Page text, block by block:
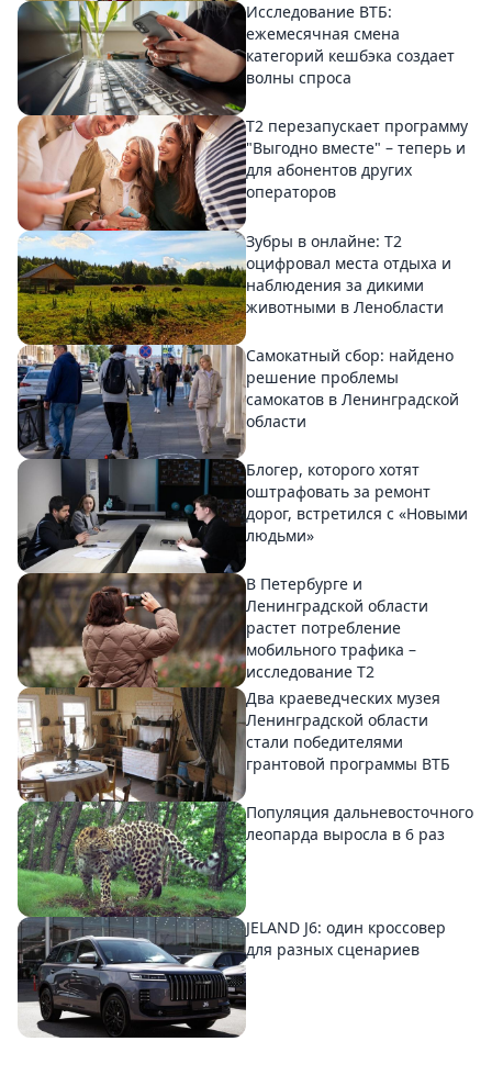
Исследование ВТБ:
ежемесячная смена
категорий кешбэка создает
волны спроса
Т2 перезапускает программу
"Выгодно вместе" – теперь и
для абонентов других
операторов
Зубры в онлайне: Т2
оцифровал места отдыха и
наблюдения за дикими
животными в Ленобласти
Самокатный сбор: найдено
решение проблемы
самокатов в Ленинградской
области
Блогер, которого хотят
оштрафовать за ремонт
дорог, встретился с «Новыми
людьми»
В Петербурге и
Ленинградской области
растет потребление
мобильного трафика –
исследование T2
Два краеведческих музея
Ленинградской области
стали победителями
грантовой программы ВТБ
Популяция дальневосточного
леопарда выросла в 6 раз
JELAND J6: один кроссовер
для разных сценариев